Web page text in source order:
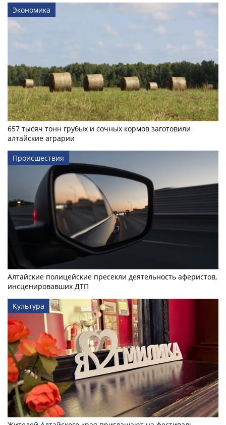
Экономика
657 тысяч тонн грубых и сочных кормов заготовили
алтайские аграрии
Происшествия
Алтайские полицейские пресекли деятельность аферистов,
инсценировавших ДТП
Культура